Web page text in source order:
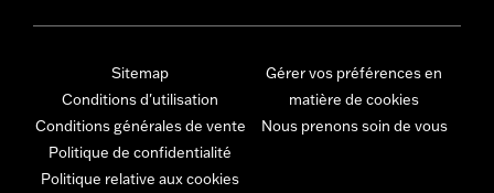
Sitemap
Conditions d'utilisation
Conditions générales de vente
Politique de confidentialité
Politique relative aux cookies
Gérer vos préférences en
matière de cookies
Nous prenons soin de vous